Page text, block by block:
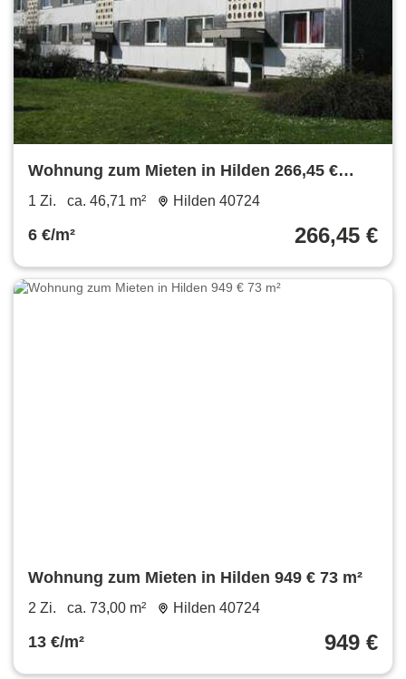
Wohnung zum Mieten in Hilden 266,45 €
46.71 m²
1 Zi. ca. 46,71 m² Hilden 40724
6 €/m² 266,45 €
Wohnung zum Mieten in Hilden 949 € 73 m²
2 Zi. ca. 73,00 m² Hilden 40724
13 €/m² 949 €